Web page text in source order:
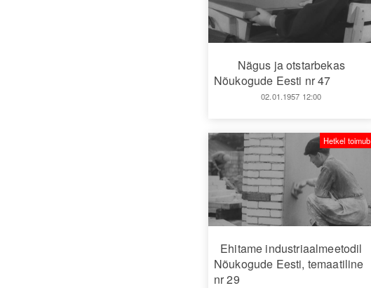
Nägus ja otstarbekas
Nõukogude Eesti nr 47
02.01.1957 12:00
Ehitame industriaalmeetodil
Nõukogude Eesti, temaatiline
nr 29
Hetkel toimub